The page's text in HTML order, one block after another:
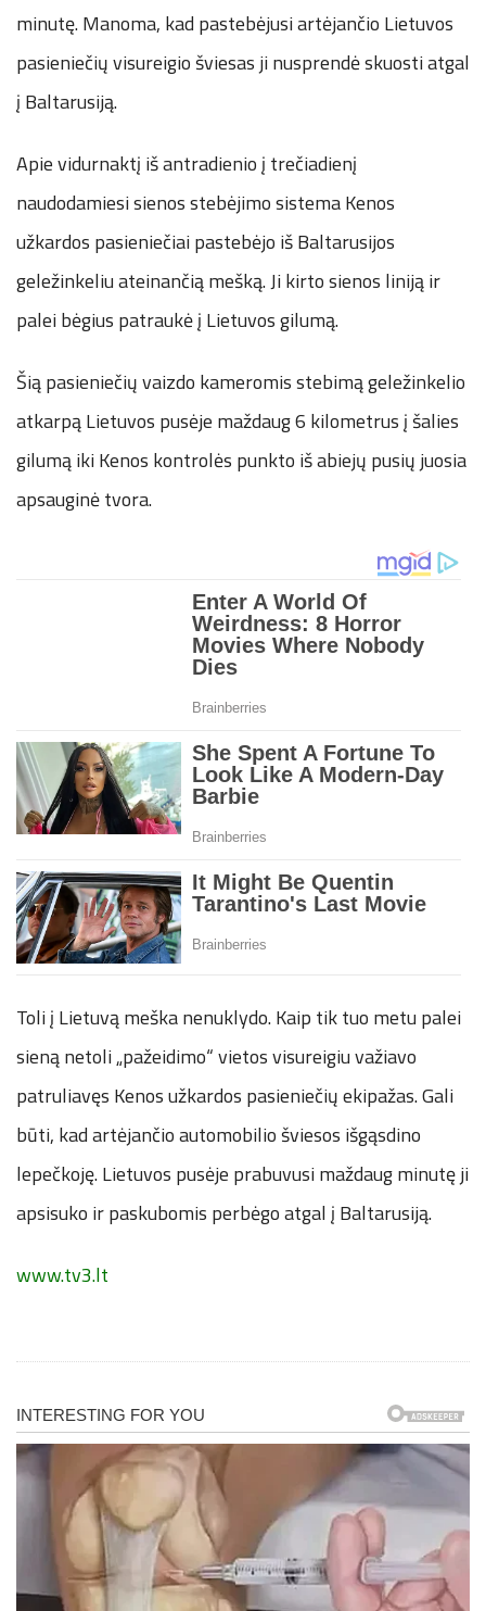
minutę. Manoma, kad pastebėjusi artėjančio Lietuvos
pasieniečių visureigio šviesas ji nusprendė skuosti atgal
į Baltarusiją.
Apie vidurnaktį iš antradienio į trečiadienį
naudodamiesi sienos stebėjimo sistema Kenos
užkardos pasieniečiai pastebėjo iš Baltarusijos
geležinkeliu ateinančią mešką. Ji kirto sienos liniją ir
palei bėgius patraukė į Lietuvos gilumą.
Šią pasieniečių vaizdo kameromis stebimą geležinkelio
atkarpą Lietuvos pusėje maždaug 6 kilometrus į šalies
gilumą iki Kenos kontrolės punkto iš abiejų pusių juosia
apsauginė tvora.
Toli į Lietuvą meška nenuklydo. Kaip tik tuo metu palei
sieną netoli „pažeidimo“ vietos visureigiu važiavo
patruliavęs Kenos užkardos pasieniečių ekipažas. Gali
būti, kad artėjančio automobilio šviesos išgąsdino
lepečkoję. Lietuvos pusėje prabuvusi maždaug minutę ji
apsisuko ir paskubomis perbėgo atgal į Baltarusiją.
www.tv3.lt